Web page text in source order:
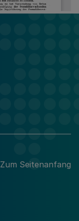
Zum Seitenanfang